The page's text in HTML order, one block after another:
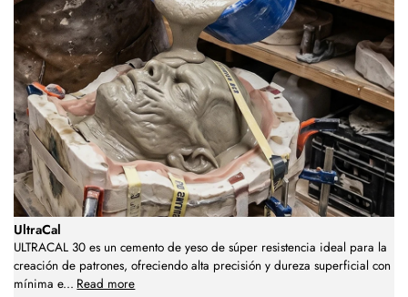
UltraCal
ULTRACAL 30 es un cemento de yeso de súper resistencia ideal para la
creación de patrones, ofreciendo alta precisión y dureza superficial con
mínima e... Read more